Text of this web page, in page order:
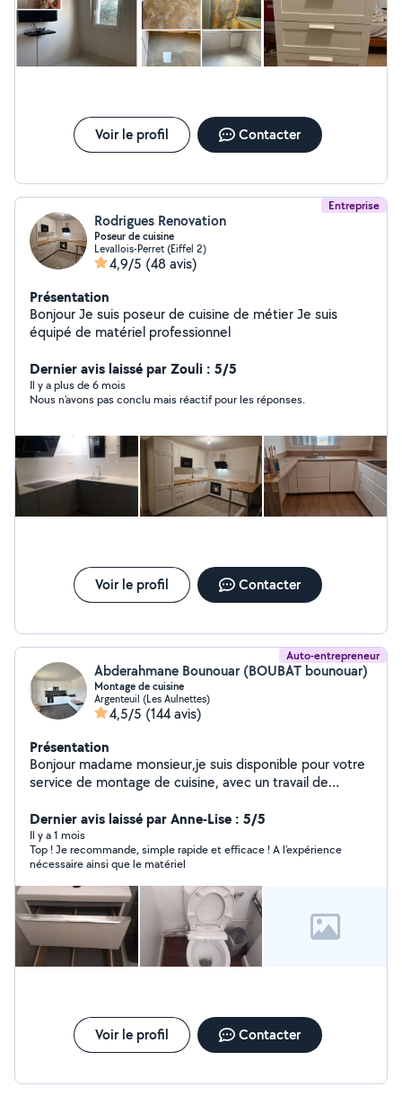
Voir le profil Contacter
Entreprise
Rodrigues Renovation
Poseur de cuisine
Levallois-Perret (Eiffel 2)
4,9/5 (48 avis)
Présentation
Bonjour Je suis poseur de cuisine de métier Je suis
équipé de matériel professionnel
Dernier avis laissé par Zouli : 5/5
Il y a plus de 6 mois
Nous n'avons pas conclu mais réactif pour les réponses.
Voir le profil Contacter
Auto-entrepreneur
Abderahmane Bounouar (BOUBAT bounouar)
Montage de cuisine
Argenteuil (Les Aulnettes)
4,5/5 (144 avis)
Présentation
Bonjour madame monsieur,je suis disponible pour votre
service de montage de cuisine, avec un travail de
Dernier avis laissé par Anne-Lise : 5/5
Il y a 1 mois
Top ! Je recommande, simple rapide et efficace ! A l'expérience
nécessaire ainsi que le matériel
Voir le profil Contacter